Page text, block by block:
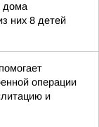
дома
них 8 детей
операции
и